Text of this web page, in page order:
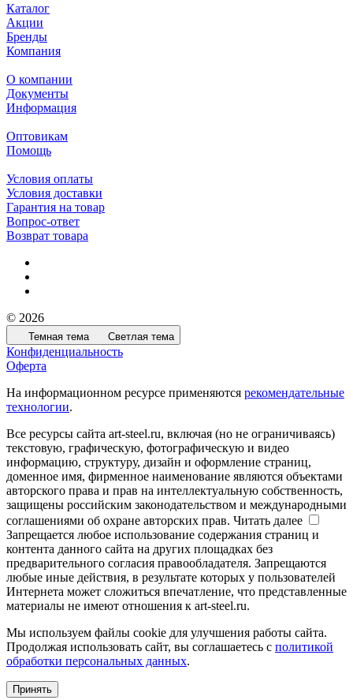
Каталог
Акции
Бренды
Компания
О компании
Документы
Информация
Оптовикам
Помощь
Условия оплаты
Условия доставки
Гарантия на товар
Вопрос-ответ
Возврат товара
© 2026
Темная тема Светлая тема
Конфиденциальность
Оферта
На информационном ресурсе применяются рекомендательные
технологии.
Все ресурсы сайта art-steel.ru, включая (но не ограничиваясь)
текстовую, графическую, фотографическую и видео
информацию, структуру, дизайн и оформление страниц,
доменное имя, фирменное наименование являются объектами
авторского права и прав на интеллектуальную собственность,
защищены российским законодательством и международными
соглашениями об охране авторских прав. Читать далее
Запрещается любое использование содержания страниц и
контента данного сайта на других площадках без
предварительного согласия правообладателя. Запрещаются
любые иные действия, в результате которых у пользователей
Интернета может сложиться впечатление, что представленные
материалы не имеют отношения к art-steel.ru.
Мы используем файлы cookie для улучшения работы сайта.
Продолжая использовать сайт, вы соглашаетесь с политикой
обработки персональных данных.
Принять